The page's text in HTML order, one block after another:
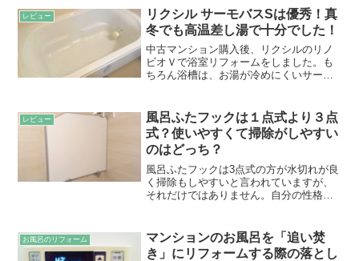
考えたことはありますか？というか、メ
ーカーによってはセットで...
レビュー
リクシル サーモバスSは優秀！真
冬でも高温差し湯で十分でした！
中古マンション購入後、リクシルのリノ
ビオＶで浴室リフォームをしました。も
ちろん浴槽は、お湯が冷めにくいサーモ
て、高温差し湯で我慢した経緯がありま
したが、高温差し湯で十分...
レビュー
風呂ふたフックは１点式より３点
式？使いやすくて掃除がしやすい
のはどっち？
風呂ふたフックは3点式の方が水切れが良
く掃除もしやすいと言われていますが、
それだけではありません。自分の性格や
ご紹介します。
お風呂のリフォーム
マンションのお風呂を「追い焚
き」にリフォームする際の落とし